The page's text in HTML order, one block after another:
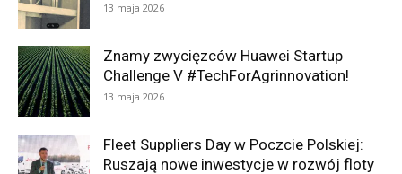
13 maja 2026
Znamy zwycięzców Huawei Startup
Challenge V #TechForAgrinnovation!
13 maja 2026
Fleet Suppliers Day w Poczcie Polskiej:
Ruszają nowe inwestycje w rozwój floty